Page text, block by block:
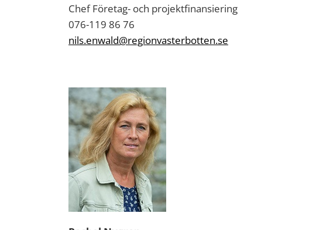
Chef Företag- och projektfinansiering
076-119 86 76
nils.enwald@regionvasterbotten.se